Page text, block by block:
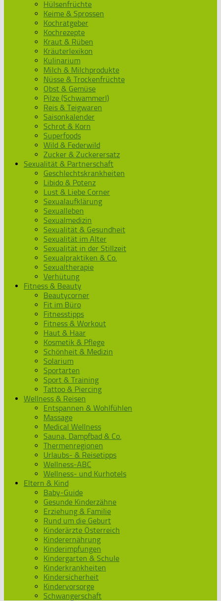
Hülsenfrüchte
Keime & Sprossen
Kochratgeber
Kochrezepte
Kraut & Rüben
Kräuterlexikon
Kulinarium
Milch & Milchprodukte
Nüsse & Trockenfrüchte
Obst & Gemüse
Pilze (Schwammerl)
Reis & Teigwaren
Saisonkalender
Schrot & Korn
Superfoods
Wild & Federwild
Zucker & Zuckerersatz
Sexualität & Partnerschaft
Geschlechtskrankheiten
Libido & Potenz
Lust & Liebe Corner
Sexualaufklärung
Sexualleben
Sexualmedizin
Sexualität & Gesundheit
Sexualität im Alter
Sexualität in der Stillzeit
Sexualpraktiken & Co.
Sexualtherapie
Verhütung
Fitness & Beauty
Beautycorner
Fit im Büro
Fitnesstipps
Fitness & Workout
Haut & Haar
Kosmetik & Pflege
Schönheit & Medizin
Solarium
Sportarten
Sport & Training
Tattoo & Piercing
Wellness & Reisen
Entspannen & Wohlfühlen
Massage
Medical Wellness
Sauna, Dampfbad & Co.
Thermenregionen
Urlaubs- & Reisetipps
Wellness-ABC
Wellness- und Kurhotels
Eltern & Kind
Baby-Guide
Gesunde Kinderzähne
Erziehung & Familie
Rund um die Geburt
Kinderärzte Österreich
Kinderernährung
Kinderimpfungen
Kindergarten & Schule
Kinderkrankheiten
Kindersicherheit
Kindervorsorge
Schwangerschaft